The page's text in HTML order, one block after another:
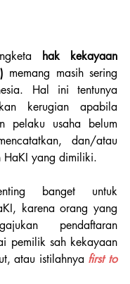
hak kekayaan
memang masih sering
Hal ini tentunya
kerugian apabila
pelaku usaha belum
dan/atau
HaKI yang dimiliki.
banget untuk
karena orang yang
pendaftaran
pemilik sah kekayaan
atau istilahnya first to